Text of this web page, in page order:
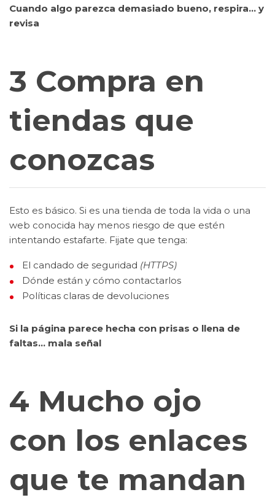
Cuando algo parezca demasiado bueno, respira… y
revisa
3 Compra en
tiendas que
conozcas
Esto es básico. Si es una tienda de toda la vida o una
web conocida hay menos riesgo de que estén
intentando estafarte. Fijate que tenga:
El candado de seguridad (HTTPS)
Dónde están y cómo contactarlos
Políticas claras de devoluciones
Si la página parece hecha con prisas o llena de
faltas… mala señal
4 Mucho ojo
con los enlaces
que te mandan